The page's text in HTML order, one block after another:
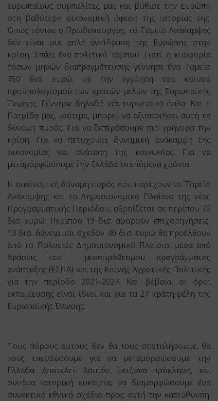
ευρωπαίους συμπολίτες μας και βύθισε την Ευρώπη
στη βαθύτερη οικονομική ύφεση της ιστορίας της.
Όπως τόνισε ο Πρωθυπουργός, το Ταμείο Ανάκαμψης
δεν είναι μια απλή αντίδραση της Ευρώπης στην
κρίση. Σπάει ένα πολιτικό ταμπού. Γιατί η κυοφορία
τόσων μηνών διαπραγμάτευσης γέννησε ένα Ταμείο
750 δισ. ευρώ, με την εγγύηση του κοινού
προϋπολογισμού των κρατών-μελών της Ευρωπαϊκής
Ένωσης. Γέννησε δηλαδή νέα ευρωπαϊκά όπλα. Και η
Πατρίδα μας, ισότιμα, μπορεί να αξιοποιήσει αυτή τη
δύναμη πυρός. Για να ξεπεράσουμε πιο γρήγορα την
κρίση. Για να πετύχουμε δυναμική ανάκαμψη της
οικονομίας και ανάταση της κοινωνίας. Για να
μεταμορφώσουμε την Ελλάδα τα επόμενα χρόνια.
Η οικονομική δύναμη πυρός που παρέχουν το Ταμείο
Ανάκαμψης και το Δημοσιονομικό Πλαίσιο της νέας
Προγραμματικής Περιόδου, αθροίζεται σε περίπου 72
δισ. ευρώ. Περίπου 19 δισ. αφορούν επιχορηγήσεις,
13 δισ. δάνεια και σχεδόν 40 δισ. ευρώ θα προέλθουν
από το Πολυετές Δημοσιονομικό Πλαίσιο, μέσα από
δράσεις του μεσοπρόθεσμου προγράμματος
ανάπτυξης (ΕΣΠΑ) και της Κοινής Αγροτικής Πολιτικής
για την περίοδο 2021-2027. Και βέβαια, οι όροι
εκταμίευσης είναι ίδιοι και για τα 27 κράτη-μέλη της
Ευρωπαϊκής Ένωσης.
Τους πόρους αυτούς δεν θα τους σπαταλήσουμε, θα
τους επενδύσουμε για να μεταμορφώσουμε την
Ελλάδα. Αποτελεί, λοιπόν, μείζονα πρόκληση, και
συνάμα ιστορική ευκαιρία, να διαμορφώσουμε ένα
συνεκτικό εθνικό σχέδιο προς αυτή την κατεύθυνση.